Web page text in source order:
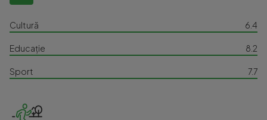
Cultură 6.4
Educație 8.2
Sport 7.7